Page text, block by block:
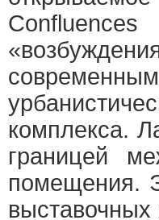
комплекса.
границей
помещения.
выставочных